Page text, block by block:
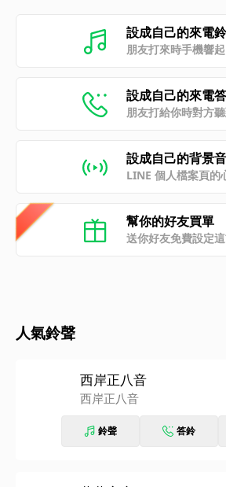
設成自己的來電
朋友打來時手機響
設成自己的來電
朋友打給你時對方
設成自己的背景
LINE 個人檔案頁的
幫你的好友買單
送你好友免費設定
人氣鈴聲
西岸正八音
西岸正八音
鈴聲 答鈴